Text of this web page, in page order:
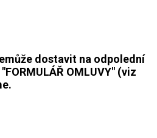
dostavit na odpolední
OMLUVY" (viz